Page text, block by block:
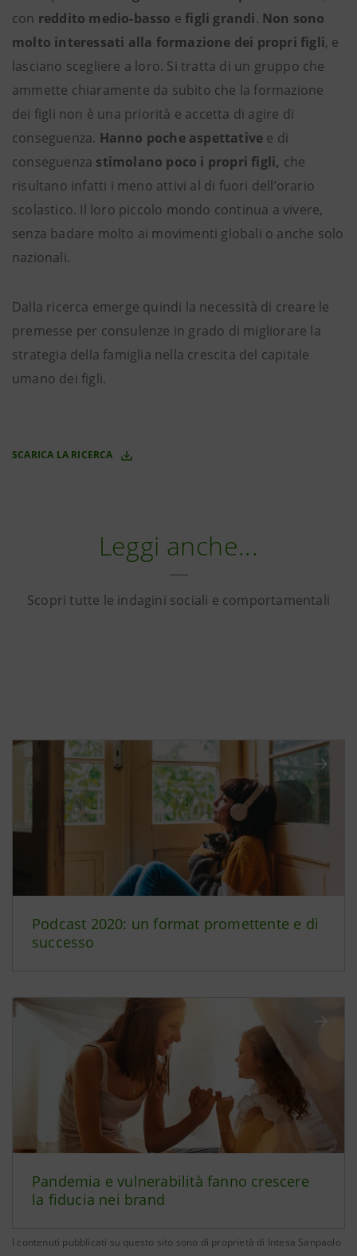
con reddito medio-basso e figli grandi. Non sono
molto interessati alla formazione dei propri figli, e
lasciano scegliere a loro. Si tratta di un gruppo che
ammette chiaramente da subito che la formazione
dei figli non è una priorità e accetta di agire di
conseguenza. Hanno poche aspettative e di
conseguenza stimolano poco i propri figli, che
risultano infatti i meno attivi al di fuori dell’orario
scolastico. Il loro piccolo mondo continua a vivere,
senza badare molto ai movimenti globali o anche solo
nazionali.
Dalla ricerca emerge quindi la necessità di creare le
premesse per consulenze in grado di migliorare la
strategia della famiglia nella crescita del capitale
umano dei figli.
SCARICA LA RICERCA
Leggi anche...
Scopri tutte le indagini sociali e comportamentali
Podcast 2020: un format promettente e di
successo
Pandemia e vulnerabilità fanno crescere
la fiducia nei brand
I contenuti pubblicati su questo sito sono di proprietà di Intesa Sanpaolo